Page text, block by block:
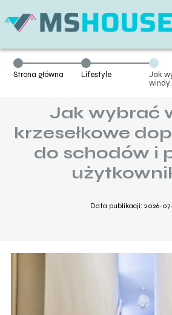
Strona główna Lifestyle
Jak
windy
Jak wybrać
krzesełkowe
do schodów i
Data publikacji: 2026-